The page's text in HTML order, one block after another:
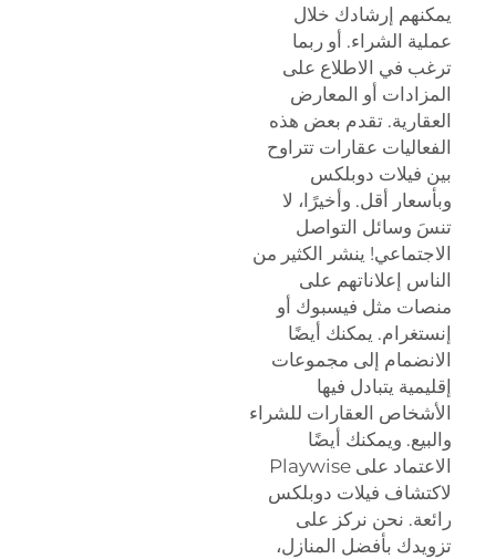
يمكنهم إرشادك خلال
عملية الشراء. أو ربما
ترغب في الاطلاع على
المزادات أو المعارض
العقارية. تقدم بعض هذه
الفعاليات عقارات تتراوح
بين فيلات دوبلكس
وبأسعار أقل. وأخيرًا، لا
تنسَ وسائل التواصل
الاجتماعي! ينشر الكثير من
الناس إعلاناتهم على
منصات مثل فيسبوك أو
إنستغرام. يمكنك أيضًا
الانضمام إلى مجموعات
إقليمية يتبادل فيها
الأشخاص العقارات للشراء
والبيع. ويمكنك أيضًا
الاعتماد على Playwise
لاكتشاف فيلات دوبلكس
رائعة. نحن نركز على
تزويدك بأفضل المنازل،